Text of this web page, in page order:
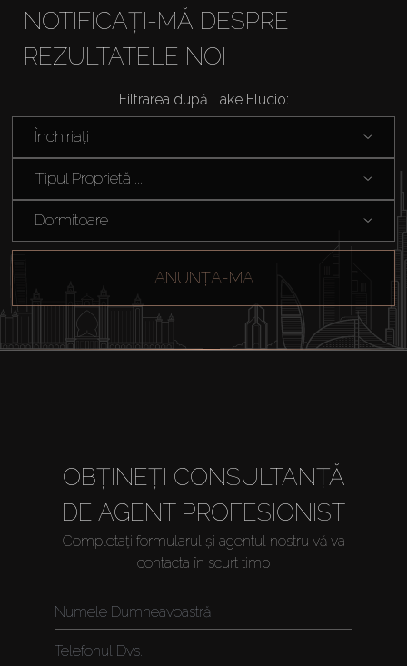
Închiriați
Vânzare
Off-Plan
Agenți
NOTIFICAȚI-MĂ DESPRE
REZULTATELE NOI
Filtrarea după Lake Elucio:
Închiriați
Tipul Proprietă ...
Dormitoare
ANUNȚA-MA
OBȚINEȚI CONSULTANȚĂ
DE AGENT PROFESIONIST
Completați formularul și agentul nostru vă va
contacta în scurt timp